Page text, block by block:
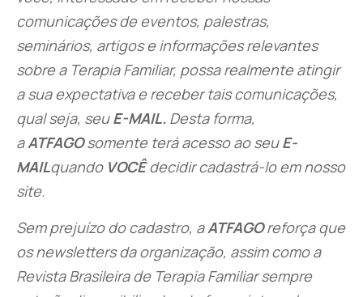
comunicações de eventos, palestras,
seminários, artigos e informações relevantes
sobre a Terapia Familiar, possa realmente atingir
a sua expectativa e receber tais comunicações,
qual seja, seuE-MAIL. Desta forma,
aATFAGOsomente terá acesso ao seuE-
MAILquando VOCÊdecidir cadastrá-lo em nosso
site.
Sem prejuízo do cadastro, aATFAGOreforça que
os newsletters da organização, assim como a
Revista Brasileira de Terapia Familiar sempre